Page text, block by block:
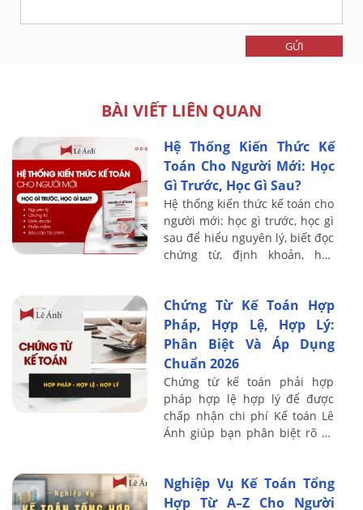
GỬI
BÀI VIẾT LIÊN QUAN
Hệ Thống Kiến Thức Kế
Toán Cho Người Mới: Học
Gì Trước, Học Gì Sau?
Hệ thống kiến thức kế toán cho
người mới: học gì trước, học gì
sau để hiểu nguyên lý, biết đọc
chứng từ, định khoản, học
Chứng Từ Kế Toán Hợp
Pháp, Hợp Lệ, Hợp Lý:
Phân Biệt Và Áp Dụng
Chuẩn 2026
Chứng từ kế toán phải hợp
pháp hợp lệ hợp lý để được
chấp nhận chi phí Kế toán Lê
Ánh giúp bạn phân biệt rõ và
Nghiệp Vụ Kế Toán Tổng
Hợp Từ A–Z Cho Người